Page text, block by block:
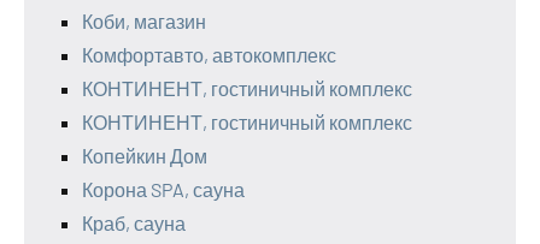
Коби, магазин
Комфортавто, автокомплекс
КОНТИНЕНТ, гостиничный комплекс
КОНТИНЕНТ, гостиничный комплекс
Копейкин Дом
Корона SPA, сауна
Краб, сауна